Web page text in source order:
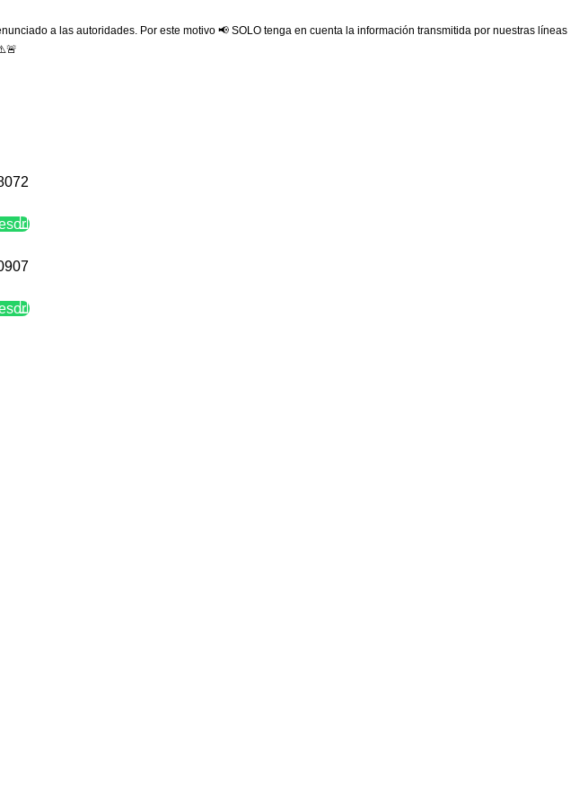
a las autoridades. Por este motivo 📢 SOLO tenga en cuenta la información transmitida por nuestras líneas